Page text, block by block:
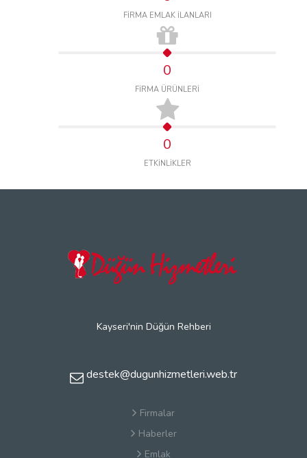
FİRMA EMLAK İLANLARI
0
FİRMA ÜRÜNLERİ
0
ETKİNLİKLER
Kayseri'nin Düğün Rehberi
destek@dugunhizmetleri.web.tr
Firmalar
Haberler
Emlak